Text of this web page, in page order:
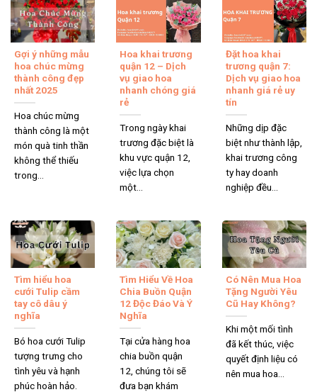
khách hàng luôn là ưu tiên số một. Chúng tôi cam kết rằng
mọi sản phẩm hoa khi đến tay người nhận đều giữ được vẻ
tươi tắn, nguyên vẹn, đúng mẫu đã đặt.
Gợi ý những mẫu
hoa chúc mừng
thành công đẹp
nhất 2025
Hoa chúc mừng
thành công là một
món quà tinh thần
không thể thiếu
trong...
Hoa khai trương
quận 12 – Dịch
vụ giao hoa
nhanh chóng giá
rẻ
Trong ngày khai
trương đặc biệt là
khu vực quận 12,
việc lựa chọn
một...
Đặt hoa khai
trương quận 7:
Dịch vụ giao hoa
nhanh giá rẻ uy
tín
Những dịp đặc
biệt như thành lập,
khai trương công
ty hay doanh
nghiệp đều...
Tìm hiểu hoa
cưới Tulip cầm
tay cô dâu ý
nghĩa
Bó hoa cưới Tulip
tượng trưng cho
tình yêu và hạnh
phúc hoàn hảo.
Tìm Hiểu Về Hoa
Chia Buồn Quận
12 Độc Đáo Và Ý
Nghĩa
Tại cửa hàng hoa
chia buồn quận
12, chúng tôi sẽ
đưa bạn khám
Có Nên Mua Hoa
Tặng Người Yêu
Cũ Hay Không?
Khi một mối tình
đã kết thúc, việc
quyết định liệu có
nên mua hoa...